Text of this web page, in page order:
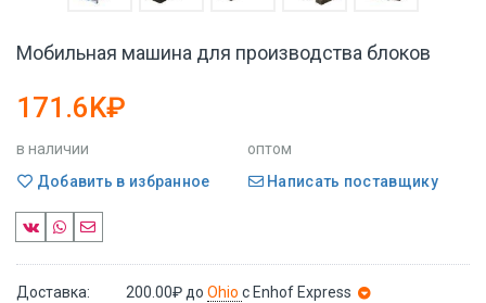
Мобильная машина для производства блоков
171.6K₽
в наличии
оптом
Добавить в избранное
Написать поставщику
Доставка: 200.00₽ до Ohio с Enhof Express